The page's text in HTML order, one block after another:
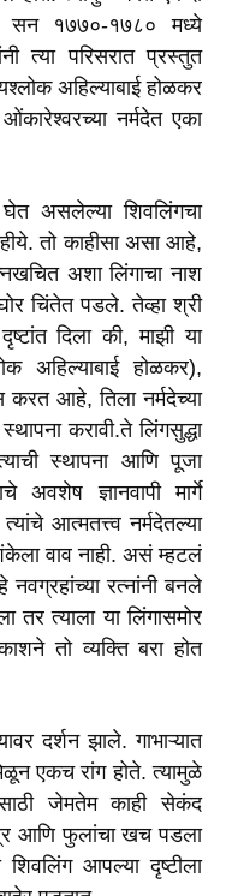
सन १७७०-१७८० मध्ये
त्या परिसरात प्रस्तुत
अहिल्याबाई होळकर
नर्मदेत एका
घेत असलेल्या शिवलिंगचा
तो काहीसा असा आहे,
अशा लिंगाचा नाश
चिंतेत पडले. तेव्हा श्री
दिला की, माझी या
अहिल्याबाई होळकर),
करत आहे, तिला नर्मदेच्या
करावी.ते लिंगसुद्धा
स्थापना आणि पूजा
अवशेष ज्ञानवापी मार्गे
आत्मतत्त्व नर्मदेतल्या
वाव नाही. असं म्हटलं
रत्नांनी बनले
त्याला या लिंगासमोर
तो व्यक्ति बरा होत
दर्शन झाले. गाभाऱ्यात
एकच रांग होते. त्यामुळे
जेमतेम काही सेकंद
आणि फुलांचा खच पडला
आपल्या दृष्टीला